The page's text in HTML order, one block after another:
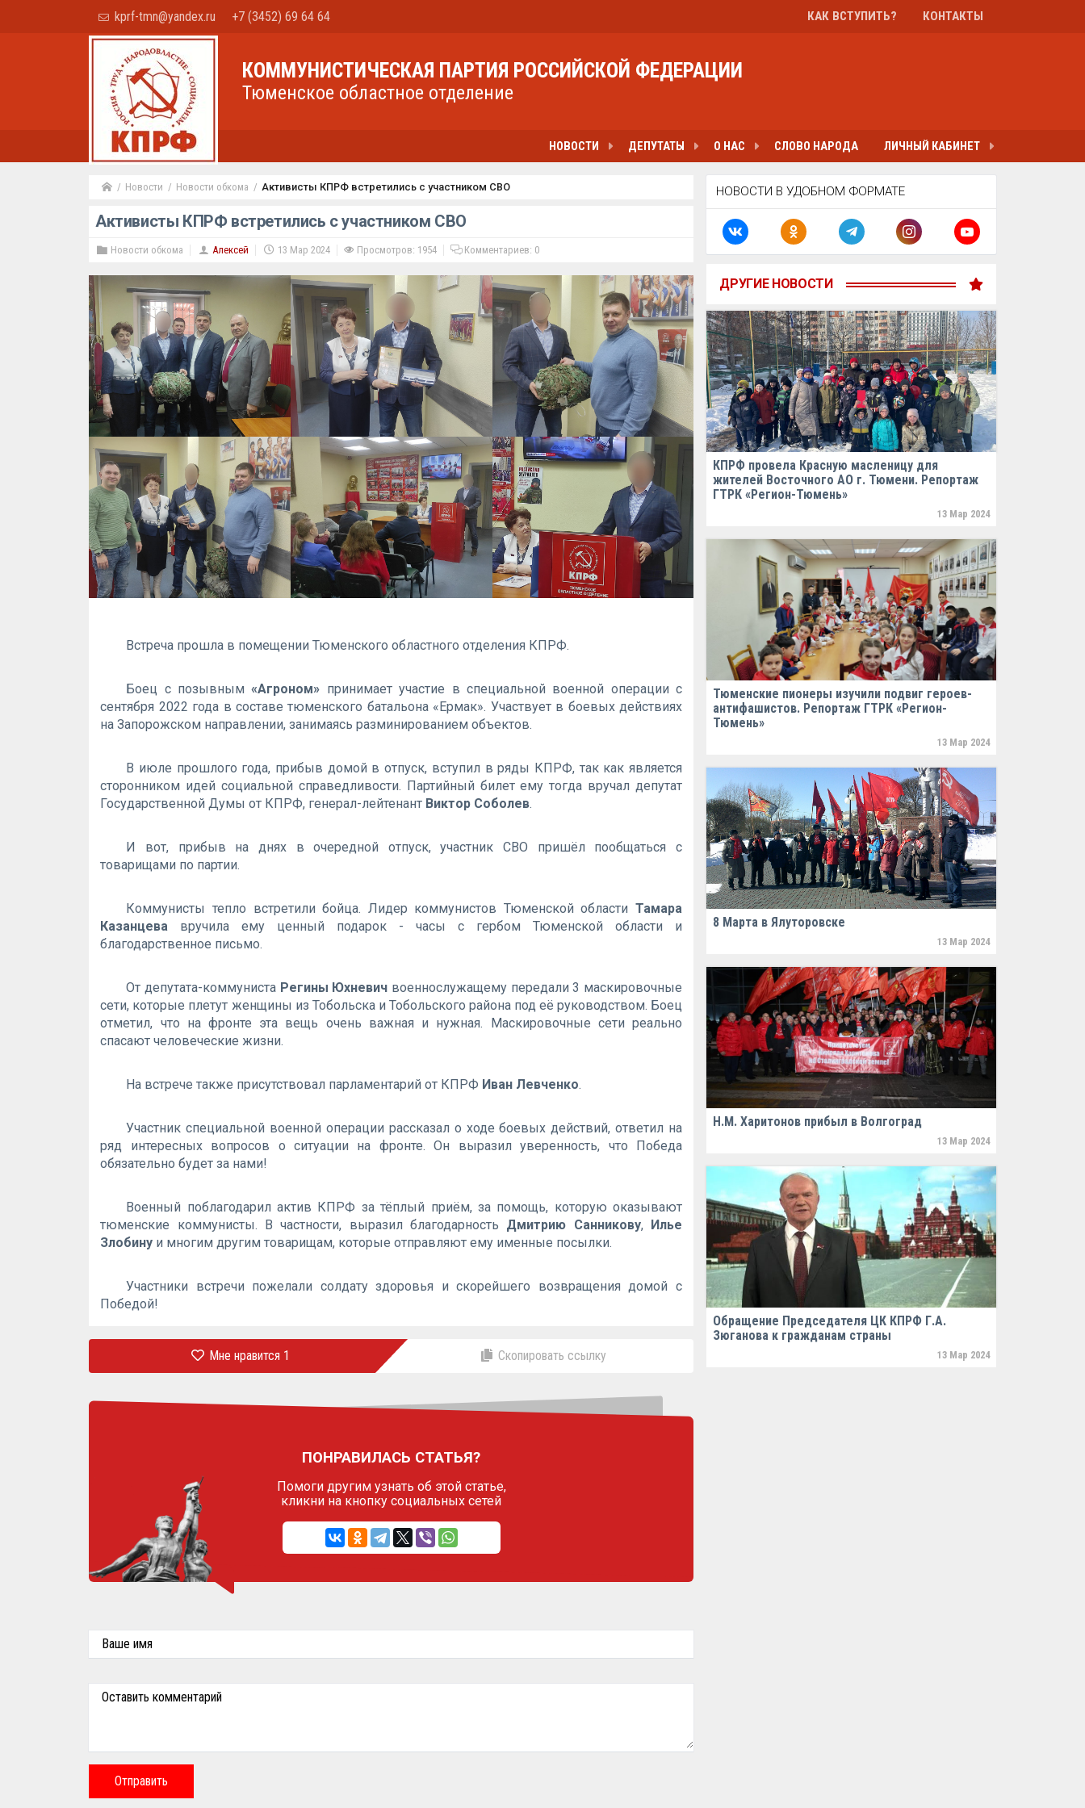
kprf-tmn@yandex.ru +7 (3452) 69 64 64 КАК ВСТУПИТЬ? КОНТАКТЫ
КОММУНИСТИЧЕСКАЯ ПАРТИЯ РОССИЙСКОЙ ФЕДЕРАЦИИ
Тюменское областное отделение
НОВОСТИ ДЕПУТАТЫ О НАС СЛОВО НАРОДА ЛИЧНЫЙ КАБИНЕТ
Новости Новости обкома Активисты КПРФ встретились с участником СВО
Активисты КПРФ встретились с участником СВО
Новости обкома Алексей 13 Мар 2024 Просмотров: 1954 Комментариев: 0
Встреча прошла в помещении Тюменского областного отделения КПРФ.
Боец с позывным«Агроном» принимает участие в специальной военной операции с
сентября 2022 года в составе тюменского батальона «Ермак». Участвует в боевых действиях
на Запорожском направлении, занимаясь разминированием объектов.
В июле прошлого года, прибыв домой в отпуск, вступил в ряды КПРФ, так как является
сторонником идей социальной справедливости. Партийный билет ему тогда вручал депутат
Государственной Думы от КПРФ, генерал-лейтенант Виктор Соболев.
И вот, прибыв на днях в очередной отпуск, участник СВО пришёл пообщаться с
товарищами по партии.
Коммунисты тепло встретили бойца. Лидер коммунистов Тюменской области Тамара
Казанцева вручила ему ценный подарок - часы с гербом Тюменской области и
благодарственное письмо.
От депутата-коммуниста Регины Юхневич военнослужащему передали 3 маскировочные
сети, которые плетут женщины из Тобольска и Тобольского района под еë руководством. Боец
отметил, что на фронте эта вещь очень важная и нужная. Маскировочные сети реально
спасают человеческие жизни.
На встрече также присутствовал парламентарий от КПРФ Иван Левченко.
Участник специальной военной операции рассказал о ходе боевых действий, ответил на
ряд интересных вопросов о ситуации на фронте. Он выразил уверенность, что Победа
обязательно будет за нами!
Военный поблагодарил актив КПРФ за тёплый приём, за помощь, которую оказывают
тюменские коммунисты. В частности, выразил благодарность Дмитрию Санникову, Илье
Злобину и многим другим товарищам, которые отправляют ему именные посылки.
Участники встречи пожелали солдату здоровья и скорейшего возвращения домой с
Победой!
Мне нравится 1 Скопировать ссылку
ПОНРАВИЛАСЬ СТАТЬЯ?
Помоги другим узнать об этой статье,
кликни на кнопку социальных сетей
Ваше имя
Оставить комментарий
Отправить
НОВОСТИ В УДОБНОМ ФОРМАТЕ
ДРУГИЕ НОВОСТИ
КПРФ провела Красную масленицу для
жителей Восточного АО г. Тюмени. Репортаж
ГТРК «Регион-Тюмень»
13 Мар 2024
Тюменские пионеры изучили подвиг героев-
антифашистов. Репортаж ГТРК «Регион-
Тюмень»
13 Мар 2024
8 Марта в Ялуторовске
13 Мар 2024
Н.М. Харитонов прибыл в Волгоград
13 Мар 2024
Обращение Председателя ЦК КПРФ Г.А.
Зюганова к гражданам страны
13 Мар 2024